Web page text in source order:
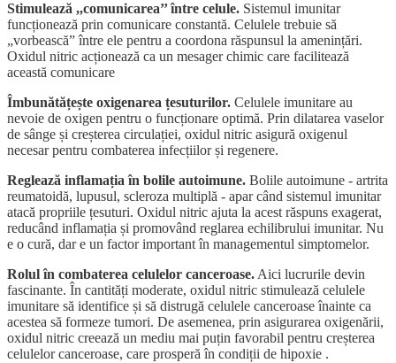
Stimulează ,,comunicarea’’ între celule. Sistemul imunitar
funcționează prin comunicare constantă. Celulele trebuie să
„vorbească” între ele pentru a coordona răspunsul la amenințări.
Oxidul nitric acționează ca un mesager chimic care facilitează
această comunicare
Îmbunătățește oxigenarea țesuturilor. Celulele imunitare au
nevoie de oxigen pentru o funcționare optimă. Prin dilatarea vaselor
de sânge și creșterea circulației, oxidul nitric asigură oxigenul
necesar pentru combaterea infecțiilor și regenere.
Reglează inflamația în bolile autoimune. Bolile autoimune - artrita
reumatoidă, lupusul, scleroza multiplă - apar când sistemul imunitar
atacă propriile țesuturi. Oxidul nitric ajuta la acest răspuns exagerat,
reducând inflamația și promovând reglarea echilibrului imunitar. Nu
e o cură, dar e un factor important în managementul simptomelor.
Rolul în combaterea celulelor canceroase. Aici lucrurile devin
fascinante. În cantități moderate, oxidul nitric stimulează celulele
imunitare să identifice și să distrugă celulele canceroase înainte ca
acestea să formeze tumori. De asemenea, prin asigurarea oxigenării,
oxidul nitric creează un mediu mai puțin favorabil pentru creșterea
celulelor canceroase, care prosperă în condiții de hipoxie .